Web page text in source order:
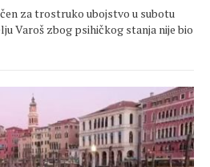
za trostruko ubojstvo u subotu
Varoš zbog psihičkog stanja nije bio